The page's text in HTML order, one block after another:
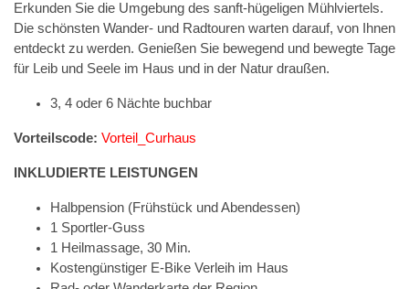
Erkunden Sie die Umgebung des sanft-hügeligen Mühlviertels.
Die schönsten Wander- und Radtouren warten darauf, von Ihnen
entdeckt zu werden. Genießen Sie bewegend und bewegte Tage
für Leib und Seele im Haus und in der Natur draußen.
3, 4 oder 6 Nächte buchbar
Vorteilscode: Vorteil_Curhaus
INKLUDIERTE LEISTUNGEN
Halbpension (Frühstück und Abendessen)
1 Sportler-Guss
1 Heilmassage, 30 Min.
Kostengünstiger E-Bike Verleih im Haus